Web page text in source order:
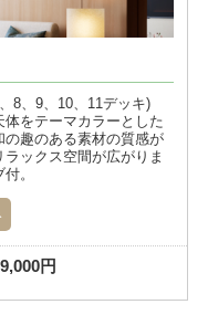
8、9、10、11デッキ)
をテーマカラーとした
趣のある素材の質感が
ックス空間が広がりま
。
円